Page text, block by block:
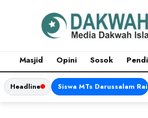
Masjid Opini Sosok
Headline Siswa MTs Darussalam